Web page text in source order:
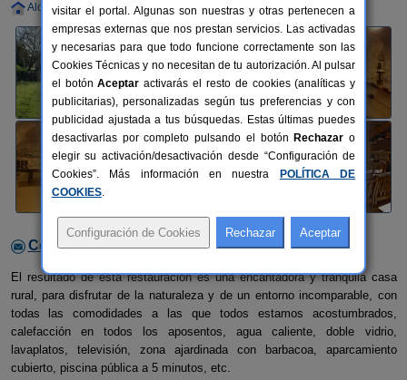
Alquiler completo 2-10+2 plazas 14 km de Girona
Contactar con el alojamiento
El resultado de esta restauración es una encantadora y tranquila casa
rural, para disfrutar de la naturaleza y de un entorno incomparable, con
todas las comodidades a las que todos estamos acostumbrados,
calefacción en todos los aposentos, agua caliente, doble vidrio,
lavaplatos, televisión, zona ajardinada con barbacoa, aparcamiento
cubierto, piscina pública a 5 minutos, etc.
visitar el portal. Algunas son nuestras y otras pertenecen a
empresas externas que nos prestan servicios. Las activadas
y necesarias para que todo funcione correctamente son las
Cookies Técnicas y no necesitan de tu autorización. Al pulsar
el botónAceptar activarás el resto de cookies (analíticas y
publicitarias), personalizadas según tus preferencias y con
publicidad ajustada a tus búsquedas. Estas últimas puedes
desactivarlas por completo pulsando el botón Rechazar o
elegir su activación/desactivación desde “Configuración de
Cookies”. Más información en nuestra
POLÍTICA DE
COOKIES.